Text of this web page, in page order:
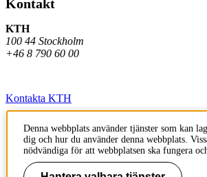
Kontakt
KTH
100 44 Stockholm
+46 8 790 60 00
Kontakta KTH
Jobba på KTH
Press och media
Denna webbplats använder tjänster som kan
dig och hur du använder denna webbplats.
nödvändiga för att webbplatsen ska fungera